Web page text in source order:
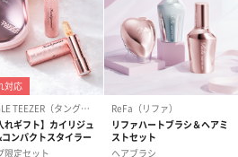
ノンカフェインフルー
ツティー（562円）
葉酸入りデカ